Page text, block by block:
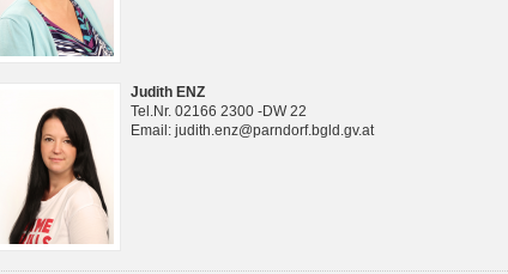
Judith ENZ
Tel.Nr. 02166 2300 -DW 22
Email: judith.enz@parndorf.bgld.gv.at